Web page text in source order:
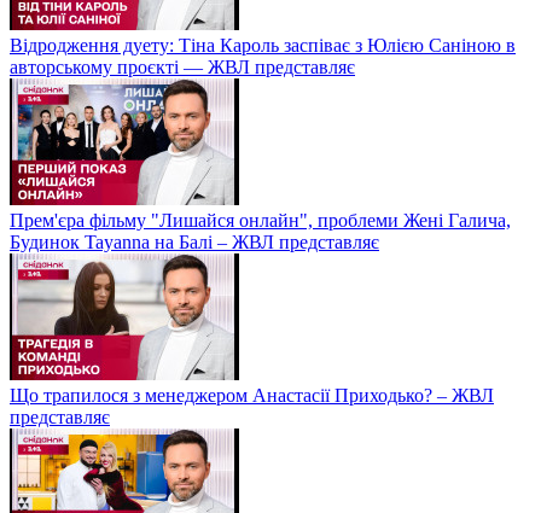
Відродження дуету: Тіна Кароль заспіває з Юлією Саніною в
авторському проєкті — ЖВЛ представляє
Прем'єра фільму "Лишайся онлайн", проблеми Жені Галича,
Будинок Tayanna на Балі – ЖВЛ представляє
Що трапилося з менеджером Анастасії Приходько? – ЖВЛ
представляє